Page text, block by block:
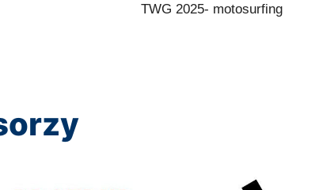
TWG 2025- motosurfing